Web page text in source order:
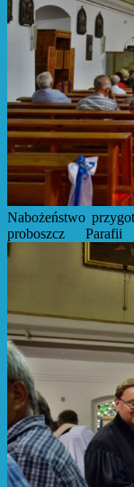
Nabożeństwo
proboszcz